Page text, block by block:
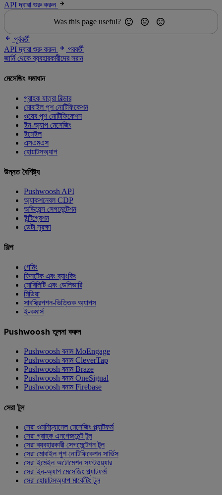
API দ্বারা শুরু করুন
Was this page useful?
পূর্ববর্তী
API দ্বারা শুরু করুন
পরবর্তী
জার্নি থেকে ব্যবহারকারীদের সরান
মেসেজিং সমাধান
গ্রাহক যাত্রা বিল্ডার
মোবাইল পুশ নোটিফিকেশন
ওয়েব পুশ নোটিফিকেশন
ইন-অ্যাপ মেসেজিং
ইমেইল
এসএমএস
হোয়াটসঅ্যাপ
উন্নত বৈশিষ্ট্য
Pushwoosh API
অ্যাকশনেবল CDP
অডিয়েন্স সেগমেন্টেশন
ইন্টিগ্রেশন
ডেটা সুরক্ষা
শিল্প
গেমিং
ফিনটেক এবং ব্যাংকিং
মোবিলিটি এবং ডেলিভারি
মিডিয়া
সাবস্ক্রিপশন-ভিত্তিক অ্যাপস
ই-কমার্স
Pushwoosh তুলনা করুন
Pushwoosh বনাম MoEngage
Pushwoosh বনাম CleverTap
Pushwoosh বনাম Braze
Pushwoosh বনাম OneSignal
Pushwoosh বনাম Firebase
সেরা টুল
সেরা ওমনিচ্যানেল মেসেজিং প্ল্যাটফর্ম
সেরা গ্রাহক এনগেজমেন্ট টুল
সেরা ব্যবহারকারী সেগমেন্টেশন টুল
সেরা মোবাইল পুশ নোটিফিকেশন সার্ভিস
সেরা ইমেইল অটোমেশন সফটওয়্যার
সেরা ইন-অ্যাপ মেসেজিং প্ল্যাটফর্ম
সেরা হোয়াটসঅ্যাপ মার্কেটিং টুল